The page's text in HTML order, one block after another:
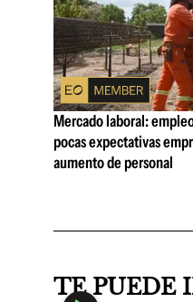
Mercado laboral:
pocas expectativas
aumento de personal
TE PUEDE